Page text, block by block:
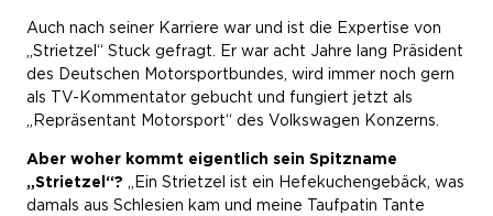
Auch nach seiner Karriere war und ist die Expertise von
„Strietzel“ Stuck gefragt. Er war acht Jahre lang Präsident
des Deutschen Motorsportbundes, wird immer noch gern
als TV-Kommentator gebucht und fungiert jetzt als
„Repräsentant Motorsport“ des Volkswagen Konzerns.
Aber woher kommt eigentlich sein Spitzname
„Strietzel“?
„Ein Strietzel ist ein Hefekuchengebäck, was
damals aus Schlesien kam und meine Taufpatin Tante